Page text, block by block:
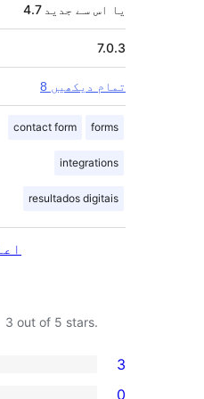
4.7 یا اس سے جدید
7.0.3
8 تمام دیکھیں
contact form forms
integrations
resultados digitais
3 out of 5 stars.
3
0